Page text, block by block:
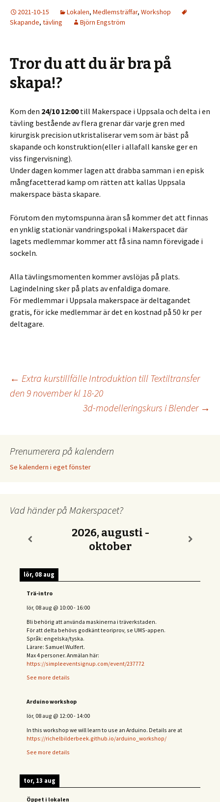
2021-10-15 Lokalen, Medlemsträffar, Workshop
Skapande, tävling Björn Engström
Tror du att du är bra på
skapa!?
Kom den 24/10 12:00till Makerspace i Uppsala och delta i en
tävling bestående av flera grenar där varje gren med
kirurgisk precision utkristaliserar vem som är bäst på
skapande och konstruktion(eller i allafall kanske ger en
viss fingervisning).
Under dagen kommer lagen att drabba samman i en episk
mångfacetterad kamp om rätten att kallas Uppsala
makerspace bästa skapare.
Förutom den mytomspunna äran så kommer det att finnas
en ynklig stationär vandringspokal i Makerspacet där
lagets medlemmar kommer att få sina namn förevigade i
sockeln.
Alla tävlingsmomenten kommer avslöjas på plats.
Lagindelning sker på plats av enfaldiga domare.
För medlemmar i Uppsala makerspace är deltagandet
gratis, för icke medlemmar är det en kostnad på 50 kr per
deltagare.
Inläggsnavigering
← Extra kurstillfälle Introduktion till Textiltransfer
den 9 november kl 18-20
3d-modelleringskurs i Blender →
Prenumerera på kalendern
Se kalendern i eget fönster
Vad händer på Makerspacet?
2026, augusti -
oktober
lör, 08 aug
Trä-intro
lör, 08 aug @ 10:00- 16:00
Bli behörig att använda maskinerna i träverkstaden.
För att delta behövs godkänt teoriprov, se UMS-appen.
Språk: engelska/tyska.
Lärare: Samuel Wulfert.
Max 4 personer. Anmälan här:
https://simpleeventsignup.com/event/237772
See more details
Arduino workshop
lör, 08 aug @ 12:00- 14:00
In this workshop we will learn to use an Arduino. Details are at
https://richelbilderbeek.github.io/arduino_workshop/
See more details
tor, 13 aug
Öppet i lokalen